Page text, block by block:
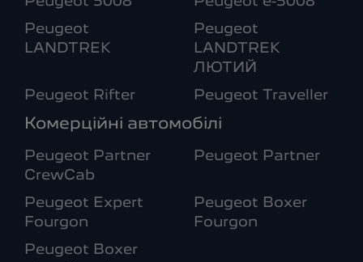
Peugeot
LANDTREK
Peugeot
LANDTREK
ЛЮТИЙ
Peugeot Rifter Peugeot Traveller
Комерційні автомобілі
Peugeot Partner
CrewCab
Peugeot Partner
Peugeot Expert
Fourgon
Peugeot Boxer
Fourgon
Peugeot Boxer